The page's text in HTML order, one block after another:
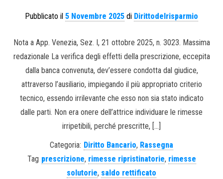
Pubblicato il 5 Novembre 2025 di Dirittodelrisparmio
Nota a App. Venezia, Sez. I, 21 ottobre 2025, n. 3023. Massima
redazionale La verifica degli effetti della prescrizione, eccepita
dalla banca convenuta, dev’essere condotta dal giudice,
attraverso l’ausiliario, impiegando il più appropriato criterio
tecnico, essendo irrilevante che esso non sia stato indicato
dalle parti. Non era onere dell’attrice individuare le rimesse
irripetibili, perché prescritte, […]
Categoria: Diritto Bancario, Rassegna
Tag prescrizione, rimesse ripristinatorie, rimesse
solutorie, saldo rettificato